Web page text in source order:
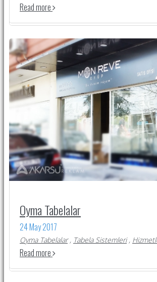
Read more
Oyma Tabelalar
24 May 2017
Oyma Tabelalar, Tabela Sistemleri,
Read more